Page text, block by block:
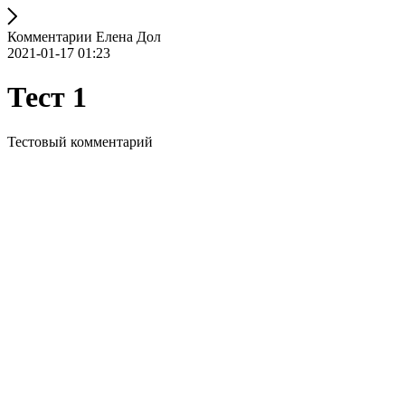
Комментарии Елена Дол
2021-01-17 01:23
Тест 1
Тестовый комментарий